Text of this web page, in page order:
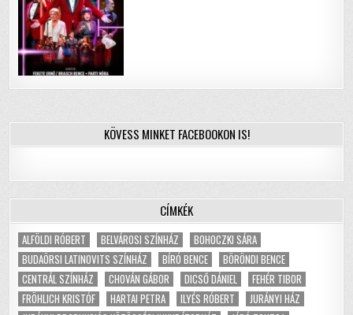
KÖVESS MINKET FACEBOOKON IS!
CÍMKÉK
ALFÖLDI RÓBERT BELVÁROSI SZÍNHÁZ
BOHOCZKI SÁRA
BUDAÖRSI LATINOVITS SZÍNHÁZ
BÍRÓ BENCE
BÖRÖNDI BENCE
CENTRÁL SZÍNHÁZ
CHOVÁN GÁBOR DICSŐ DÁNIEL
FEHÉR TIBOR
FRÖHLICH KRISTÓF
HARTAI PETRA ILYÉS RÓBERT
JURÁNYI HÁZ